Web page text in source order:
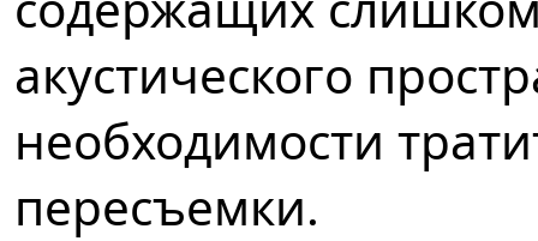
акустического
необходимости
пересъемки.